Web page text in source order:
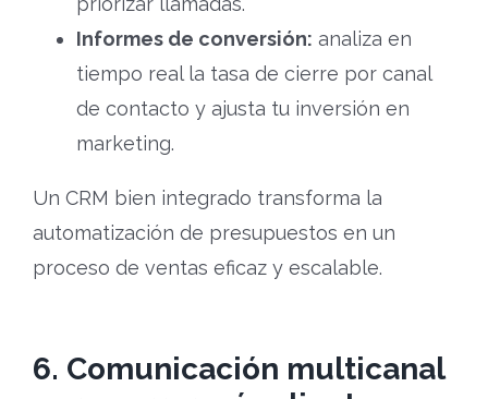
Informes de conversión: analiza en
tiempo real la tasa de cierre por canal
de contacto y ajusta tu inversión en
marketing.
Un CRM bien integrado transforma la
automatización de presupuestos en un
proceso de ventas eficaz y escalable.
6. Comunicación multicanal